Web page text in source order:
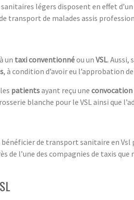
légers disposent en effet
transport de malades assis
un taxi conventionnéou un VSL. Aussi,
s, à condition d’avoir eu l’approbation
patientsayant reçu une convocation
blanche pour le VSL ainsi que
de transport sanitaire en Vsl
l’une des compagnies de taxis